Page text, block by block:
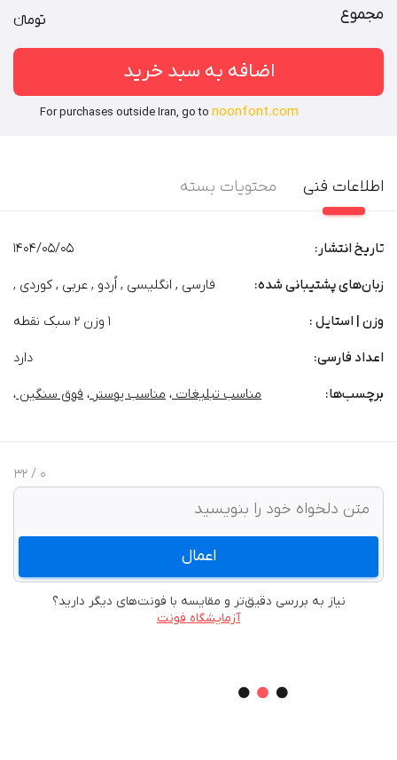
مجموع تومان‫ء‬‫
اضافه به سبد خرید
For purchases outside Iran, go to noonfont.com
اطلاعات فنی محتویات بسته
تاریخ انتشار: 1404/05/05
زبان‌های پشتیبانی شده: فارسی , انگلیسی , اُردو , عربی , کوردی ,
وزن | استایل : 1 وزن 2 سبک نقطه
اعداد فارسی: دارد
برچسب‌‌ها: مناسب تبلیغات ، مناسب پوستر ، فوق سنگین ،
0
/ 32
اعمال
نیاز به بررسی دقیق‌تر و مقایسه با فونت‌های دیگر دارید؟
آزمایشگاه فونت